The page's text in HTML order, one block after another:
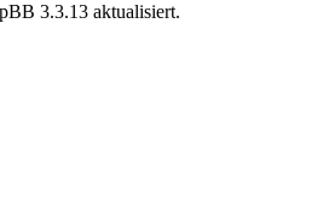
3.3.13 aktualisiert.